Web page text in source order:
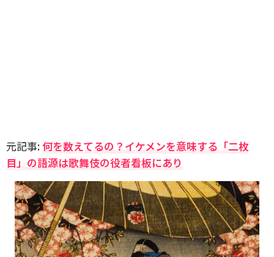
元記事: 何を数えてるの？イケメンを意味する「二枚
目」の語源は歌舞伎の役者看板にあり